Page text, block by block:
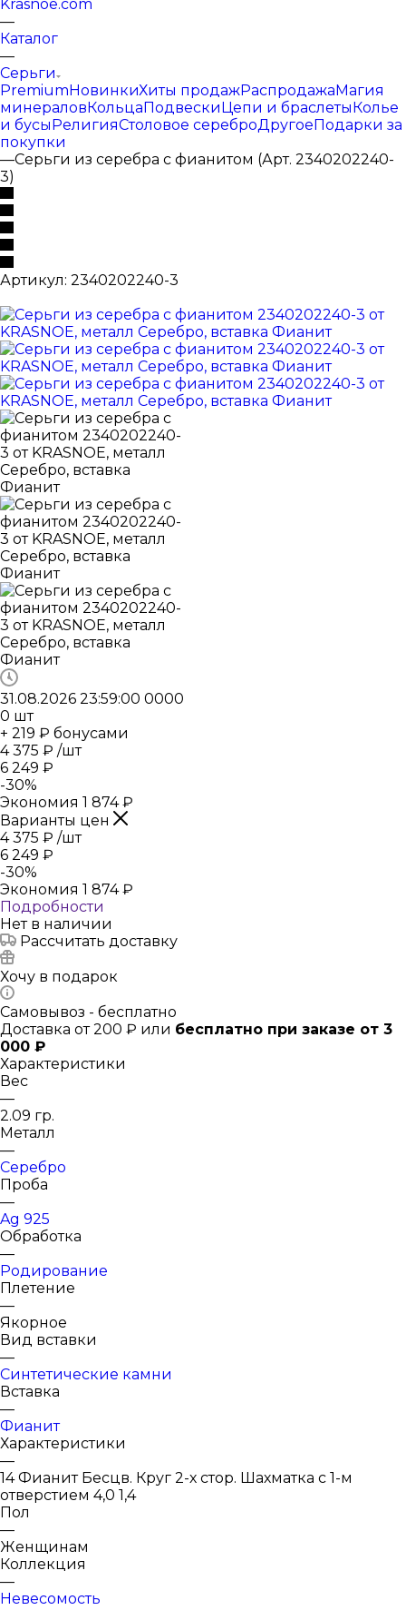
Krasnoe.com
—
Каталог
—
Серьги
PremiumНовинкиХиты продажРаспродажаМагия
минераловКольцаПодвескиЦепи и браслетыКолье
и бусыРелигияСтоловое сереброДругоеПодарки за
покупки
—Серьги из серебра с фианитом (Арт. 2340202240-
3)
Артикул: 2340202240-3
31.08.2026 23:59:00 0000
0 шт
+ 219 ₽ бонусами
4 375 ₽ /шт
6 249 ₽
-30%
Экономия 1 874₽
Варианты цен
4 375 ₽ /шт
6 249 ₽
-30%
Экономия 1 874₽
Подробности
Нет в наличии
Рассчитать доставку
Хочу в подарок
Самовывоз - бесплатно
Доставка от 200 ₽ или бесплатно при заказе от 3
000 ₽
Характеристики
Вес
—
2.09 гр.
Металл
—
Серебро
Проба
—
Ag 925
Обработка
—
Родирование
Плетение
—
Якорное
Вид вставки
—
Синтетические камни
Вставка
—
Фианит
Характеристики
—
14 Фианит Бесцв. Круг 2-х стор. Шахматка с 1-м
отверстием 4,0 1,4
Пол
—
Женщинам
Коллекция
—
Невесомость